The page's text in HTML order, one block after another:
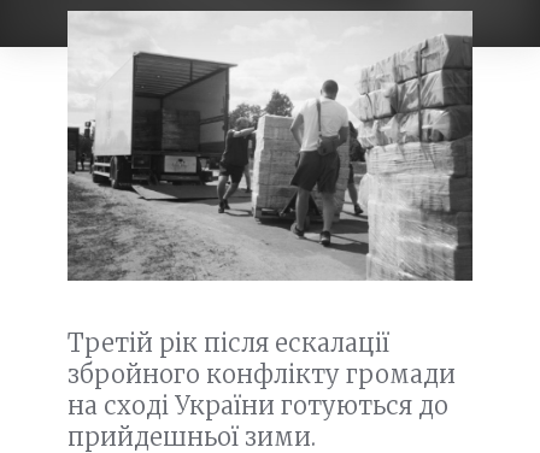
Третій рік після ескалації
збройного конфлікту громади
на сході України готуються до
прийдешньої зими.